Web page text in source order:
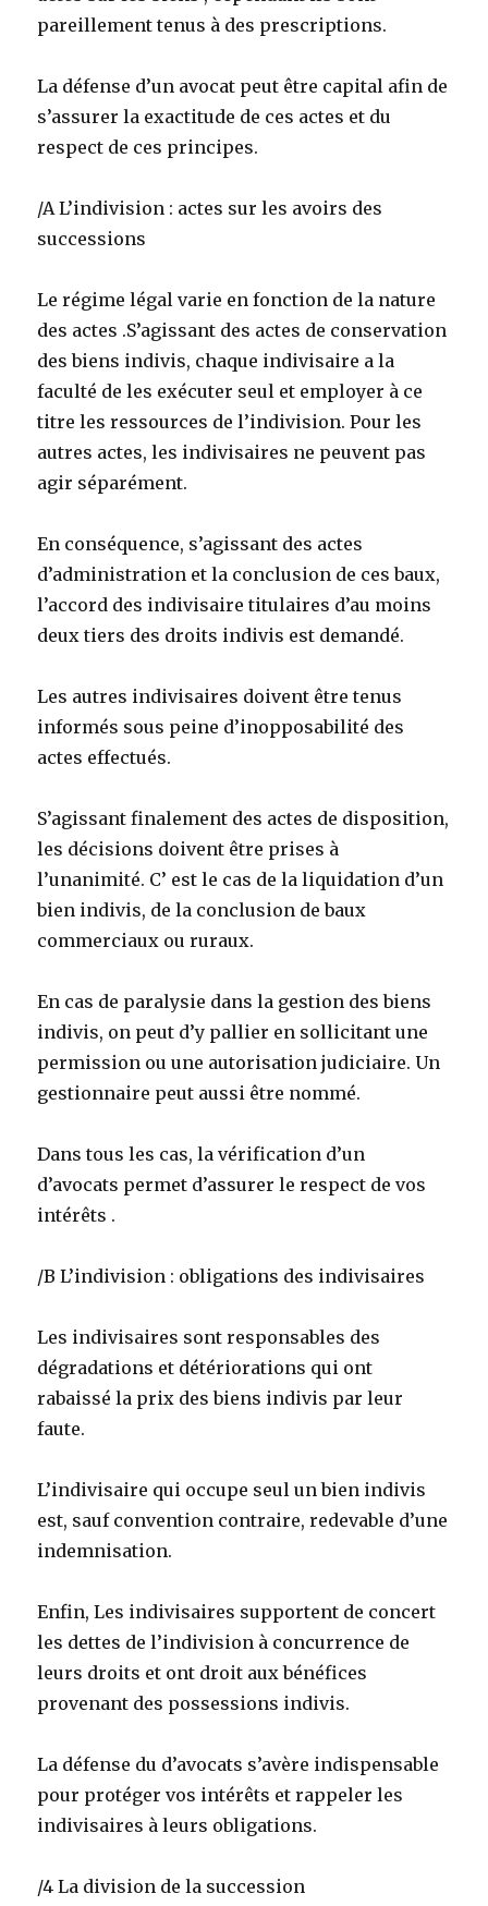
pareillement tenus à des prescriptions.
La défense d’un avocat peut être capital afin de
s’assurer la exactitude de ces actes et du
respect de ces principes.
/A L’indivision : actes sur les avoirs des
successions
Le régime légal varie en fonction de la nature
des actes .S’agissant des actes de conservation
des biens indivis, chaque indivisaire a la
faculté de les exécuter seul et employer à ce
titre les ressources de l’indivision. Pour les
autres actes, les indivisaires ne peuvent pas
agir séparément.
En conséquence, s’agissant des actes
d’administration et la conclusion de ces baux,
l’accord des indivisaire titulaires d’au moins
deux tiers des droits indivis est demandé.
Les autres indivisaires doivent être tenus
informés sous peine d’inopposabilité des
actes effectués.
S’agissant finalement des actes de disposition,
les décisions doivent être prises à
l’unanimité. C’ est le cas de la liquidation d’un
bien indivis, de la conclusion de baux
commerciaux ou ruraux.
En cas de paralysie dans la gestion des biens
indivis, on peut d’y pallier en sollicitant une
permission ou une autorisation judiciaire. Un
gestionnaire peut aussi être nommé.
Dans tous les cas, la vérification d’un
d’avocats permet d’assurer le respect de vos
intérêts .
/B L’indivision : obligations des indivisaires
Les indivisaires sont responsables des
dégradations et détériorations qui ont
rabaissé la prix des biens indivis par leur
faute.
L’indivisaire qui occupe seul un bien indivis
est, sauf convention contraire, redevable d’une
indemnisation.
Enfin, Les indivisaires supportent de concert
les dettes de l’indivision à concurrence de
leurs droits et ont droit aux bénéfices
provenant des possessions indivis.
La défense du d’avocats s’avère indispensable
pour protéger vos intérêts et rappeler les
indivisaires à leurs obligations.
/4 La division de la succession